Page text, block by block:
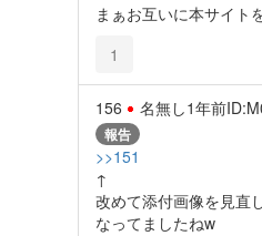
まぁお互いに本サイト
1
156 名無し1年前
報告
>>151
↑
改めて添付画像を見直
なってましたねw